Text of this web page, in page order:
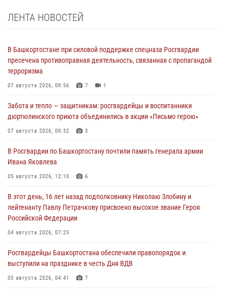
ЛЕНТА НОВОСТЕЙ
В Башкортостане при силовой поддержке спецназа Росгвардии
пресечена противоправная деятельность, связанная с пропагандой
терроризма
07 августа 2026, 09:56 7 1
Забота и тепло — защитникам: росгвардейцы и воспитанники
дюртюлинского приюта объединились в акции «Письмо герою»
07 августа 2026, 09:32 3
В Росгвардии по Башкортостану почтили память генерала армии
Ивана Яковлева
05 августа 2026, 12:10 6
В этот день, 16 лет назад подполковнику Николаю Злобину и
лейтенанту Павлу Петрачкову присвоено высокое звание Героя
Российской Федерации
04 августа 2026, 07:25
Росгвардейцы Башкортостана обеспечили правопорядок и
выступили на празднике в честь Дня ВДВ
03 августа 2026, 04:41 7